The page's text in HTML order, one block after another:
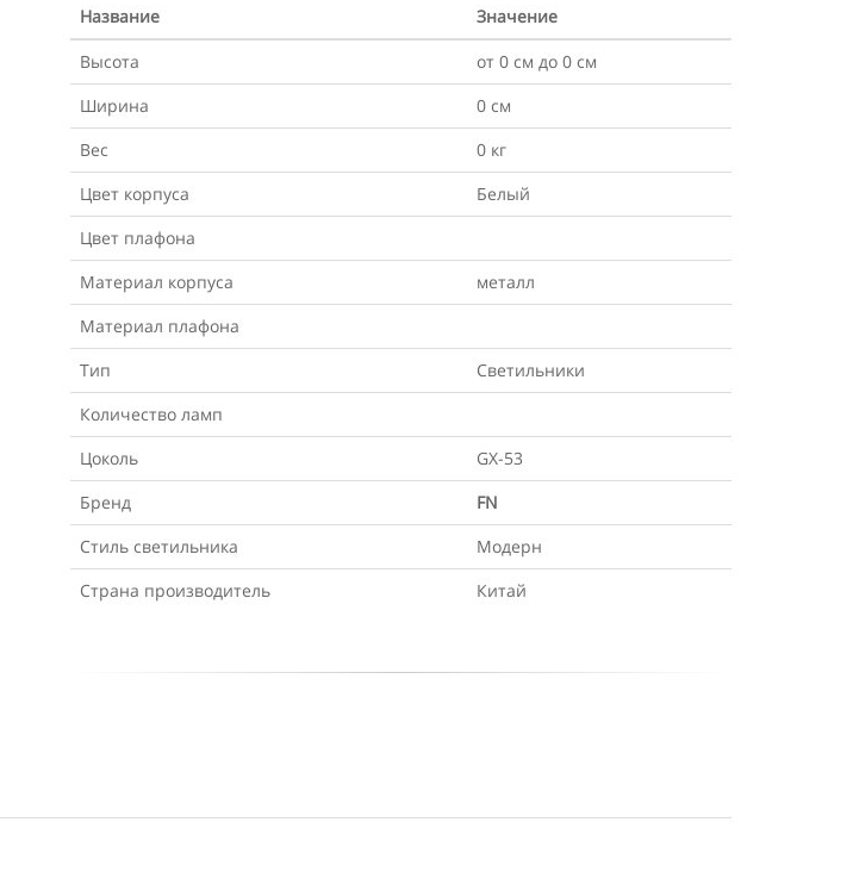
Название
Значение
Высота
от 0 см до 0 см
Ширина
0 см
Вес
0 кг
Цвет корпуса
Белый
Цвет плафона
Материал корпуса
металл
Материал плафона
Тип
Светильники
Количество ламп
Цоколь
GX-53
Бренд
FN
Стиль светильника
Модерн
Страна производитель
Китай